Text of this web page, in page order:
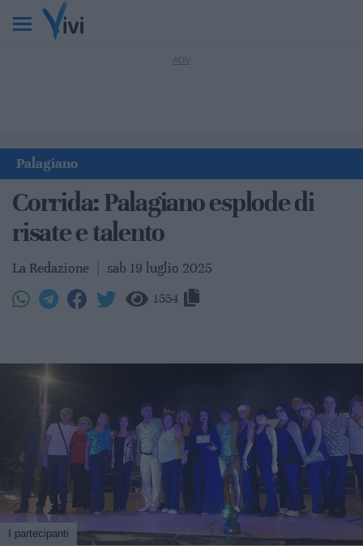
Palagiano
Corrida: Palagiano esplode di
risate e talento
La Redazione sab 19 luglio 2025
1554
I partecipanti